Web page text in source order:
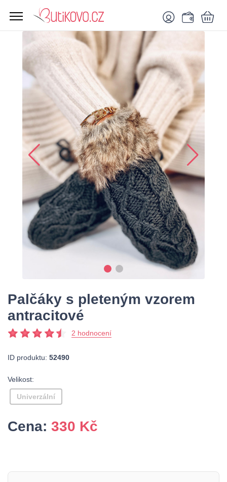
Palčáky s pleteným vzorem
antracitové
2 hodnocení
ID produktu: 52490
Velikost:
Univerzální
Cena: 330 Kč